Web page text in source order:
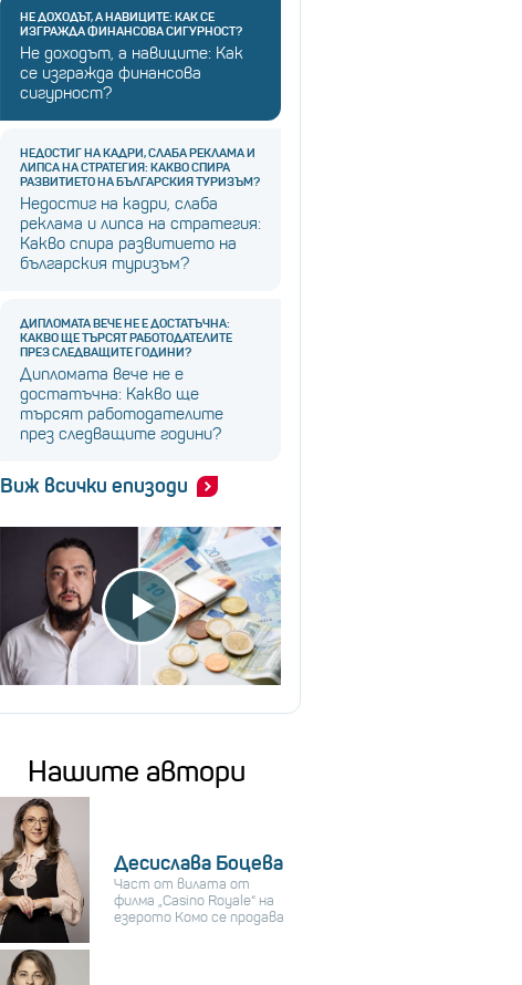
НЕ ДОХОДЪТ, А НАВИЦИТЕ: КАК СЕ
ИЗГРАЖДА ФИНАНСОВА СИГУРНОСТ?
Не доходът, а навиците: Как
се изгражда финансова
сигурност?
НЕДОСТИГ НА КАДРИ, СЛАБА РЕКЛАМА И
ЛИПСА НА СТРАТЕГИЯ: КАКВО СПИРА
РАЗВИТИЕТО НА БЪЛГАРСКИЯ ТУРИЗЪМ?
Недостиг на кадри, слаба
реклама и липса на стратегия:
Какво спира развитието на
българския туризъм?
ДИПЛОМАТА ВЕЧЕ НЕ Е ДОСТАТЪЧНА:
КАКВО ЩЕ ТЪРСЯТ РАБОТОДАТЕЛИТЕ
ПРЕЗ СЛЕДВАЩИТЕ ГОДИНИ?
Дипломата вече не е
достатъчна: Какво ще
търсят работодателите
през следващите години?
Виж всички епизоди
Нашите автори
Десислава Боцева
Част от вилата от
филма „Casino Royale“ на
езерото Комо се продава